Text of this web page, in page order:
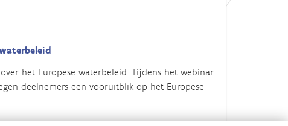
het Europese waterbeleid. Tijdens het webinar
deelnemers een vooruitblik op het Europese